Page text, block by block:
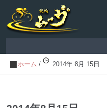
ホーム / 2014年 8月 15日